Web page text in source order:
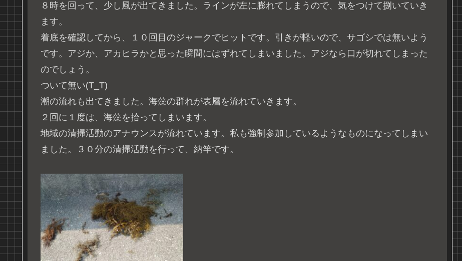
８時を回って、少し風が出てきました。ラインが左に膨れてしまうので、気をつけて捌いていき
ます。
着底を確認してから、１０回目のジャークでヒットです。引きが軽いので、サゴシでは無いよう
です。アジか、アカヒラかと思った瞬間にはずれてしまいました。アジなら口が切れてしまった
のでしょう。
ついて無い(T_T)
潮の流れも出てきました。海藻の群れが表層を流れていきます。
２回に１度は、海藻を拾ってしまいます。
地域の清掃活動のアナウンスが流れています。私も強制参加しているようなものになってしまい
ました。３０分の清掃活動を行って、納竿です。